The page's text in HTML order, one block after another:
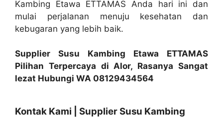
Kambing Etawa ETTAMAS Anda hari ini dan
mulai perjalanan menuju kesehatan dan
kebugaran yang lebih baik.
Supplier Susu Kambing Etawa ETTAMAS
Pilihan Terpercaya di Alor, Rasanya Sangat
lezat Hubungi WA 08129434564
Kontak Kami | Supplier Susu Kambing